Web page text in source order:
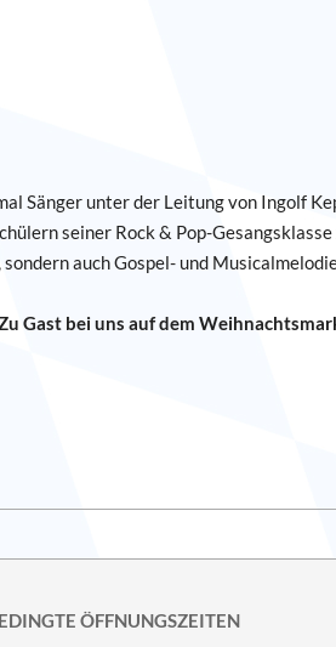
Sänger unter der Leitung von Ingolf
seiner Rock & Pop-
auch Gospel- und
Gast bei uns auf dem
ÖFFNUNGSZEITEN